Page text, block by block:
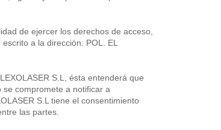
de ejercer los derechos de acceso,
a la dirección: POL. EL
S.L, ésta entenderá que
compromete a notificar a
S.L tiene el consentimiento
las partes.